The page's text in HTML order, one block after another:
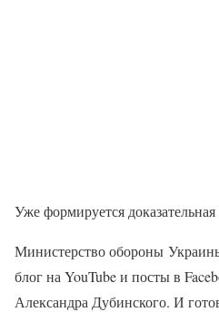
Уже формируется доказательная
Министерство обороны
блог на YouTube и посты в
Александра Дубинского. И